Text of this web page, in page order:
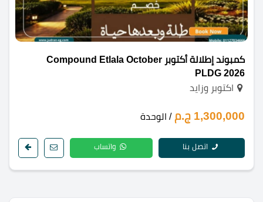
كمبوند إطلالة أكتوبر Compound Etlala October
PLDG 2026
اكتوبر وزايد
1,300,000 ج.م / الوحدة
اتصل بنا واتساب